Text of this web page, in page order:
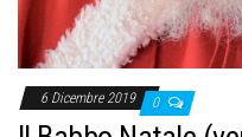
6 Dicembre 2019 0